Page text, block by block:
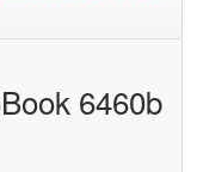
6460b